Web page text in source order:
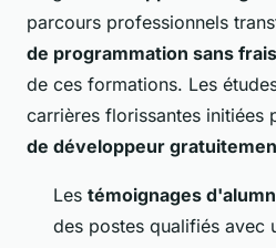
parcours professionnels
de programmation sans frais
de ces formations. Les
carrières florissantes initiées
de développeur
Les témoignages
des postes qualifiés avec